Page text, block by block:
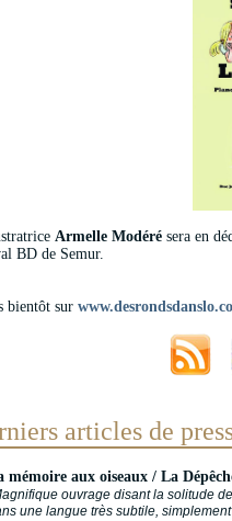
Armelle Modéré sera en
BD de Semur.
bientôt sur
articles de
mémoire aux oiseaux / La
ouvrage disant la solitude
une langue très subtile, simplement